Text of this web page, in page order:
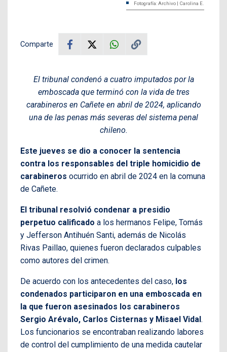
Fotografía: Archivo | Carolina E.
Comparte
El tribunal condenó a cuatro imputados por la
emboscada que terminó con la vida de tres
carabineros en Cañete en abril de 2024, aplicando
una de las penas más severas del sistema penal
chileno.
Este jueves se dio a conocer la sentencia
contra los responsables del triple homicidio de
carabineros ocurrido en abril de 2024 en la comuna
de Cañete.
El tribunal resolvió condenar a presidio
perpetuo calificado a los hermanos Felipe, Tomás
y Jefferson Antihuén Santi, además de Nicolás
Rivas Paillao, quienes fueron declarados culpables
como autores del crimen.
De acuerdo con los antecedentes del caso, los
condenados participaron en una emboscada en
la que fueron asesinados los carabineros
Sergio Arévalo, Carlos Cisternas y Misael Vidal .
Los funcionarios se encontraban realizando labores
de control del cumplimiento de una medida cautelar